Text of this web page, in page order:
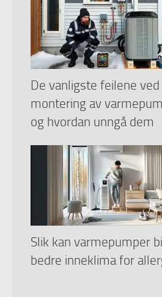
De vanligste feilene ved
montering av
og hvordan unngå dem
Slik kan varmepumper
bedre inneklima for